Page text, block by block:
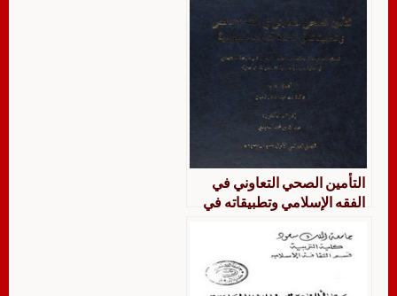
التأمين الصحي التعاوني في
الفقه الإسلامي وتطبيقاته في